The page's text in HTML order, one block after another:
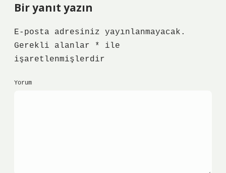
Bir yanıt yazın
E-posta adresiniz yayınlanmayacak.
Gerekli alanlar
*
ile
işaretlenmişlerdir
Yorum